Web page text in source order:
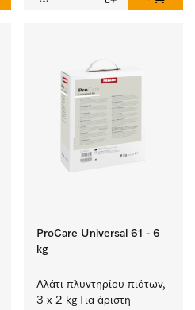
ProCare Universal 61 - 6
kg
Αλάτι πλυντηρίου πιάτων,
3 x 2 kg Για άριστη